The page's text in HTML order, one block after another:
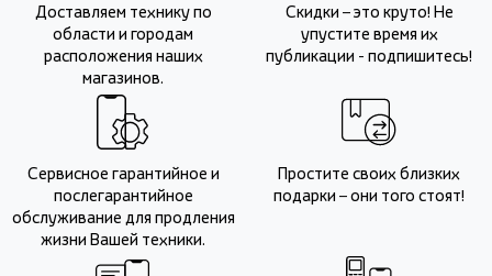
Доставляем технику по
области и городам
расположения наших
магазинов.
Скидки – это круто! Не
упустите время их
публикации - подпишитесь!
Сервисное гарантийное и
послегарантийное
обслуживание для продления
жизни Вашей техники.
Простите своих близких
подарки – они того стоят!